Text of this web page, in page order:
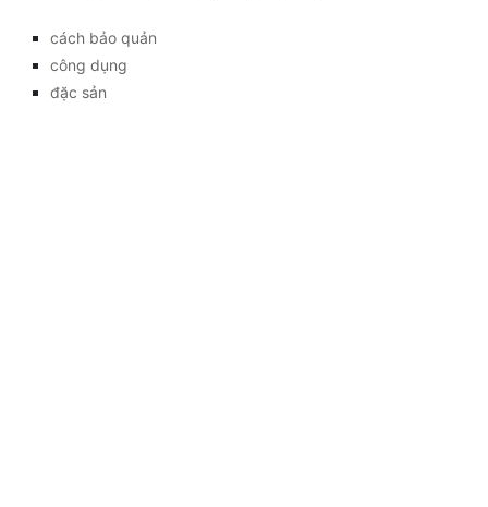
cách bảo quản
công dụng
đặc sản